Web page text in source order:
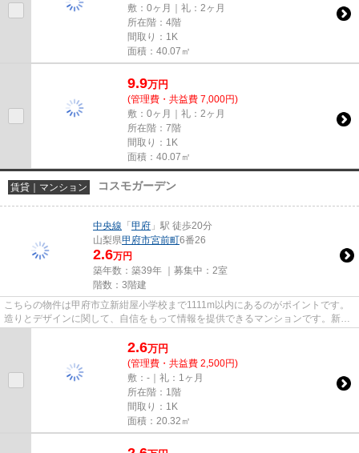
敷：0ヶ月｜礼：2ヶ月
所在階：4階
間取り：1K
面積：40.07㎡
9.9万円
(管理費・共益費 7,000円)
敷：0ヶ月｜礼：2ヶ月
所在階：7階
間取り：1K
面積：40.07㎡
賃貸｜マンション コスモガーデン
中央線 「 甲府 」駅 徒歩20分
山梨県甲府市宮前町6番26
2.6万円
築年数：築39年 ｜募集中： 2室
階数：3階建
こちらの物件は甲府市立新紺屋小学校まで1111m以内にあるのがポイントです。
造りとデザインに関して、自信をもって情報を提供できるマンションです。新着
2.6万円
(管理費・共益費 2,500円)
敷：-｜礼：1ヶ月
所在階：1階
間取り：1K
面積：20.32㎡